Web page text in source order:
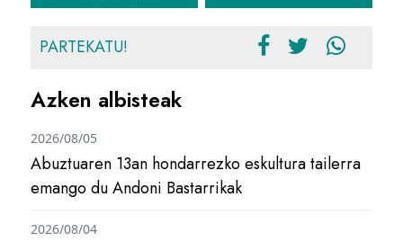
PARTEKATU!
Azken albisteak
Abuztuaren 13an hondarrezko eskultura tailerra
emango du Andoni Bastarrikak
2026/08/05
2026/08/04